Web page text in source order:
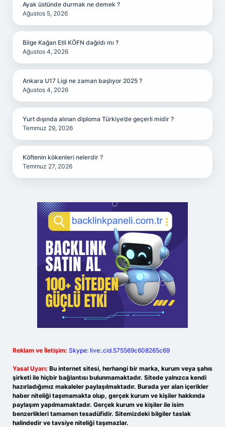
Ayak üstünde durmak ne demek ?
Ağustos 5, 2026
Bilge Kağan Etil KÖFN dağıldı mı ?
Ağustos 4, 2026
Ankara U17 Ligi ne zaman başlıyor 2025 ?
Ağustos 4, 2026
Yurt dışında alınan diploma Türkiye’de geçerli midir ?
Temmuz 29, 2026
Köftenin kökenleri nelerdir ?
Temmuz 27, 2026
Reklam ve İletişim: Skype: live:.cid.575569c608265c69
Yasal Uyarı: Bu internet sitesi, herhangi bir marka, kurum veya şahıs
şirketi ile hiçbir bağlantısı bulunmamaktadır. Sitede yalnızca kendi
hazırladığımız makaleler paylaşılmaktadır. Burada yer alan içerikler
haber niteliği taşımamakta olup, gerçek kurum ve kişiler hakkında
paylaşım yapılmamaktadır. Gerçek kurum ve kişiler ile isim
benzerlikleri tamamen tesadüfidir. Sitemizdeki bilgiler taslak
halindedir ve tavsiye niteliği taşımazlar.